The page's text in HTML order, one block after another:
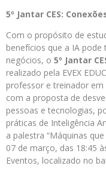
5º Jantar CES:
Com o propósito de
benefícios que a IA
negócios, o 5º Jantar
realizado pela EVEX
professor e treinador em
com a proposta de
pessoas e tecnologias,
práticas de Inteligência
a palestra “Máquinas
07 de março, das 18:45
Eventos, localizado no